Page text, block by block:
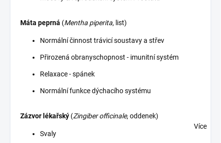
Máta peprná (Mentha piperita, list)
Normální činnost trávicí soustavy a střev
Přirozená obranyschopnost - imunitní systém
Relaxace - spánek
Normální funkce dýchacího systému
Zázvor lékařský (Zingiber officinale, oddenek)
Svaly
Více